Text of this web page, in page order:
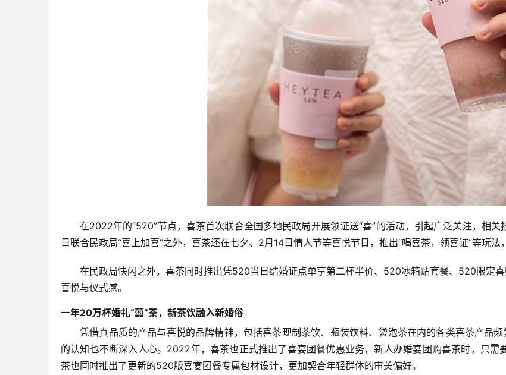
在2022年的“520”节点，喜茶首次联合全国多地民政局开展领证送“喜”的活动，引起广泛关注，相
日联合民政局“喜上加喜”之外，喜茶还在七夕、2月14日情人节等喜悦节日，推出“喝喜茶，领喜证”等玩法
在民政局快闪之外，喜茶同时推出凭520当日结婚证点单享第二杯半价、520冰箱贴套餐、520限定
喜悦与仪式感。
一年20万杯婚礼“囍”茶，新茶饮融入新婚俗
凭借真品质的产品与喜悦的品牌精神，包括喜茶现制茶饮、瓶装饮料、袋泡茶在内的各类喜茶产品
的认知也不断深入人心。2022年，喜茶也正式推出了喜宴团餐优惠业务，新人办婚宴团购喜茶时，只
茶也同时推出了更新的520版喜宴团餐专属包材设计，更加契合年轻群体的审美偏好。